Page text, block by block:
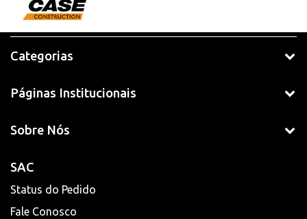
Categorias
Páginas Institucionais
Sobre Nós
SAC
Status do Pedido
Fale Conosco